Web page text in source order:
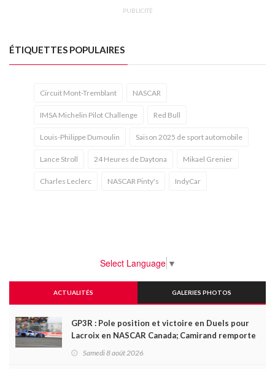
PUBLICITÉ
ÉTIQUETTES POPULAIRES
Circuit Mont-Tremblant NASCAR
IMSA Michelin Pilot Challenge Red Bull
Louis-Philippe Dumoulin Saison 2025 de sport automobile
Lance Stroll 24 Heures de Daytona Mikael Grenier
Charles Leclerc NASCAR Pinty's IndyCar
Select Language ▼
ACTUALITÉS GALERIES PHOTOS
GP3R : Pole position et victoire en Duels pour
Lacroix en NASCAR Canada; Camirand remporte
Samedi 8 août 2026